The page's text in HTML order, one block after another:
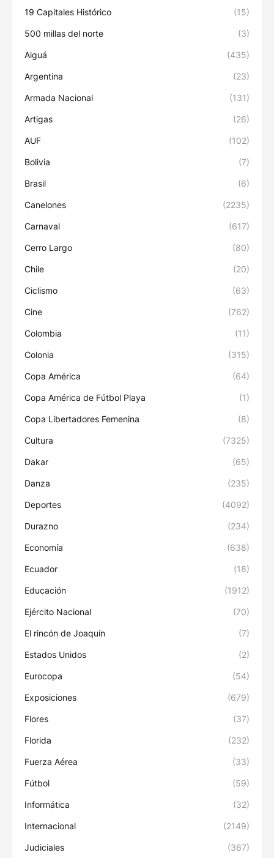
19 Capitales Histórico (15)
500 millas del norte (3)
Aiguá (435)
Argentina (23)
Armada Nacional (131)
Artigas (26)
AUF (102)
Bolivia (7)
Brasil (6)
Canelones (2235)
Carnaval (617)
Cerro Largo (80)
Chile (20)
Ciclismo (63)
Cine (762)
Colombia (11)
Colonia (315)
Copa América (64)
Copa América de Fútbol Playa (1)
Copa Libertadores Femenina (8)
Cultura (7325)
Dakar (65)
Danza (235)
Deportes (4092)
Durazno (234)
Economía (638)
Ecuador (18)
Educación (1912)
Ejército Nacional (70)
El rincón de Joaquín (7)
Estados Unidos (2)
Eurocopa (54)
Exposiciones (679)
Flores (37)
Florida (232)
Fuerza Aérea (33)
Fútbol (59)
Informática (32)
Internacional (2149)
Judiciales (367)